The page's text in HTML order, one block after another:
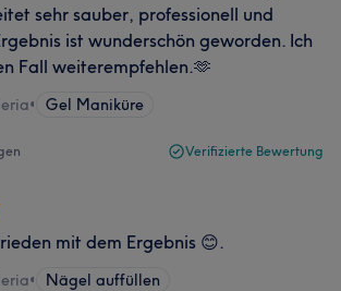
sehr sauber, professionell und
ist wunderschön geworden. Ich
Fall weiterempfehlen.🫶
• Gel Maniküre
Verifizierte Bewertung
mit dem Ergebnis 😊.
• Nägel auffüllen